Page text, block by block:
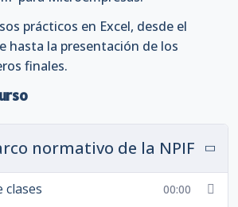
DOCENTE
ESPECIALIZADO
MG CPC
Magister en Política Fiscal por la
Universidad Nacional Mayor de
San Marcos. Se ha desempeñado
prácticos en Excel, desde el
hasta la presentación de los
finales.
normativo de la NPIF
clases 00:00